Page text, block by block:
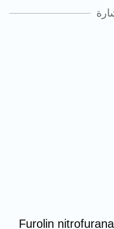
Furolin